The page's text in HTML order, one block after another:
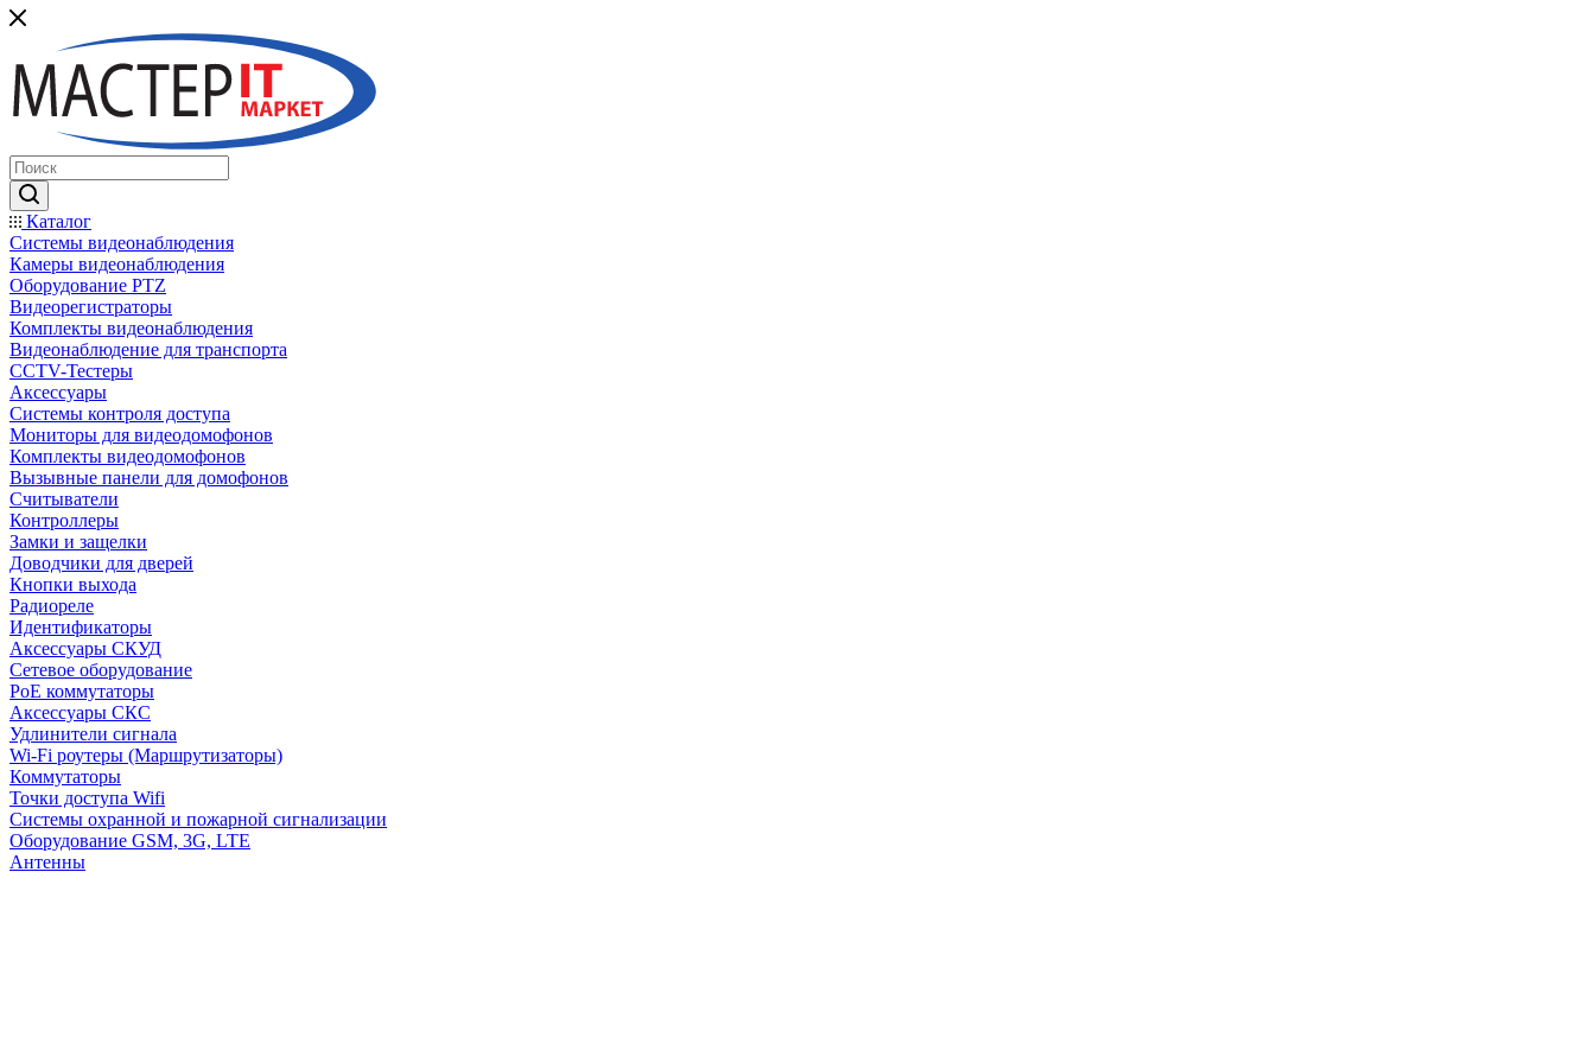
Каталог
Системы видеонаблюдения
Камеры видеонаблюдения
Оборудование PTZ
Видеорегистраторы
Комплекты видеонаблюдения
Видеонаблюдение для транспорта
CCTV-Тестеры
Аксессуары
Системы контроля доступа
Мониторы для видеодомофонов
Комплекты видеодомофонов
Вызывные панели для домофонов
Считыватели
Контроллеры
Замки и защелки
Доводчики для дверей
Кнопки выхода
Радиореле
Идентификаторы
Аксессуары СКУД
Сетевое оборудование
PoE коммутаторы
Аксессуары СКС
Удлинители сигнала
Wi-Fi роутеры (Маршрутизаторы)
Коммутаторы
Точки доступа Wifi
Системы охранной и пожарной сигнализации
Оборудование GSM, 3G, LTE
Антенны